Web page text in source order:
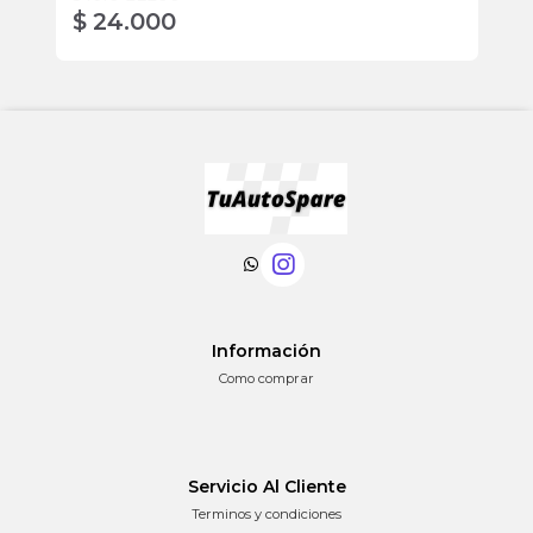
$ 24.000
Información
Como comprar
Servicio Al Cliente
Terminos y condiciones